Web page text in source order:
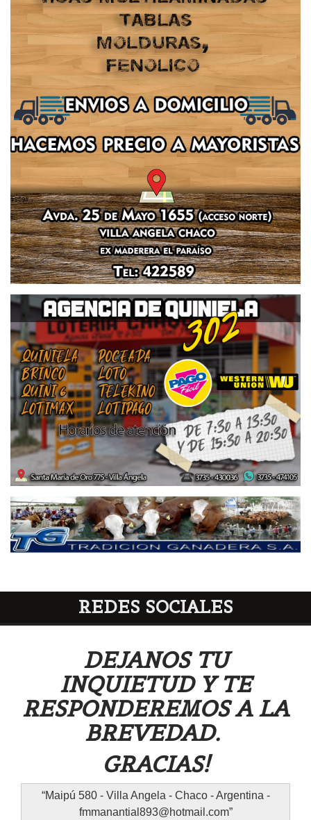
REDES SOCIALES
DEJANOS TU
INQUIETUD Y TE
RESPONDEREMOS A LA
BREVEDAD.
GRACIAS!
Maipú 580 - Villa Angela - Chaco - Argentina -
fmmanantial893@hotmail.com